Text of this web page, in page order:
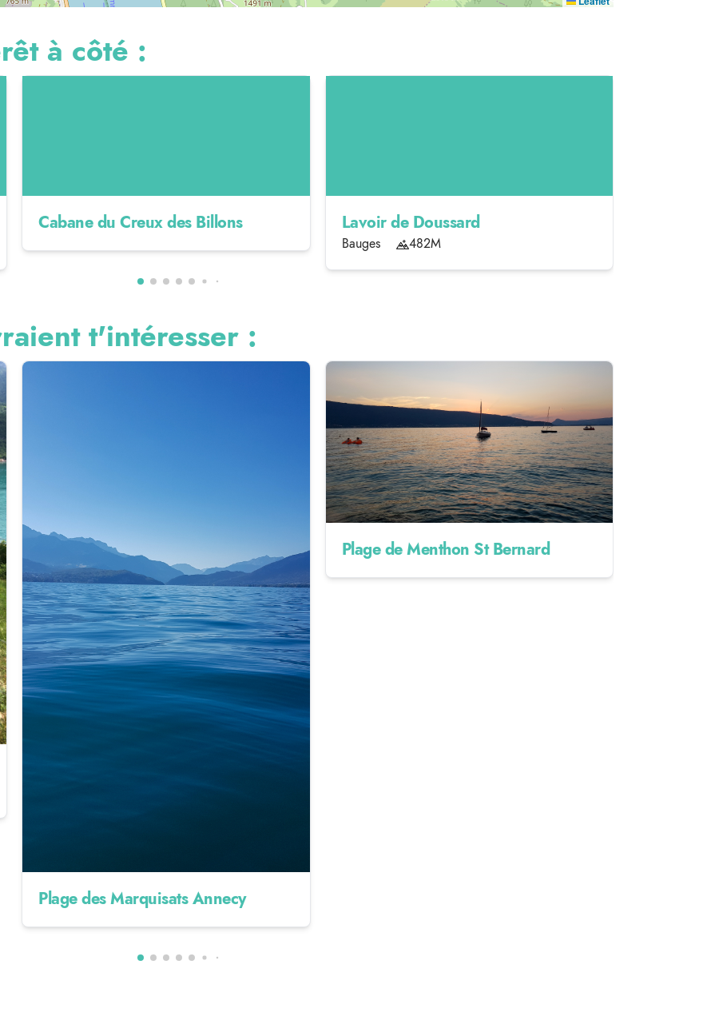
à côté :
Cabane du Creux des Billons Lavoir de Doussard
Bauges 482M
t'intéresser :
Plage des Marquisats Annecy
Plage de Menthon St Bernard